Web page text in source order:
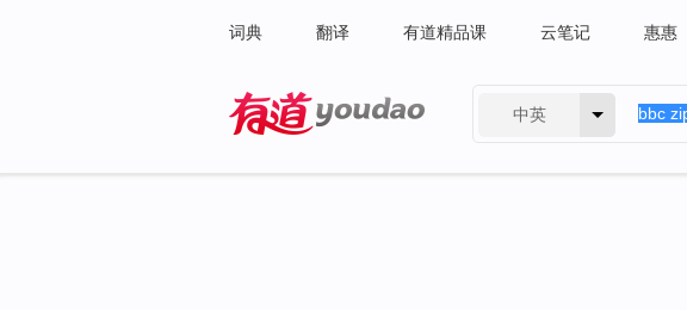
词典 翻译 有道精品课 云笔记 惠惠
中英